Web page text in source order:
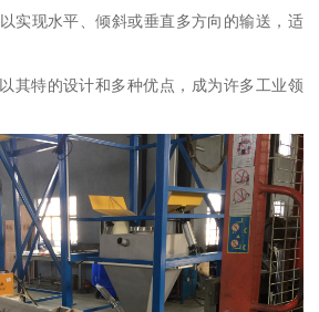
实现水平、倾斜或垂直多方向的输送，适
其特的设计和多种优点，成为许多工业领